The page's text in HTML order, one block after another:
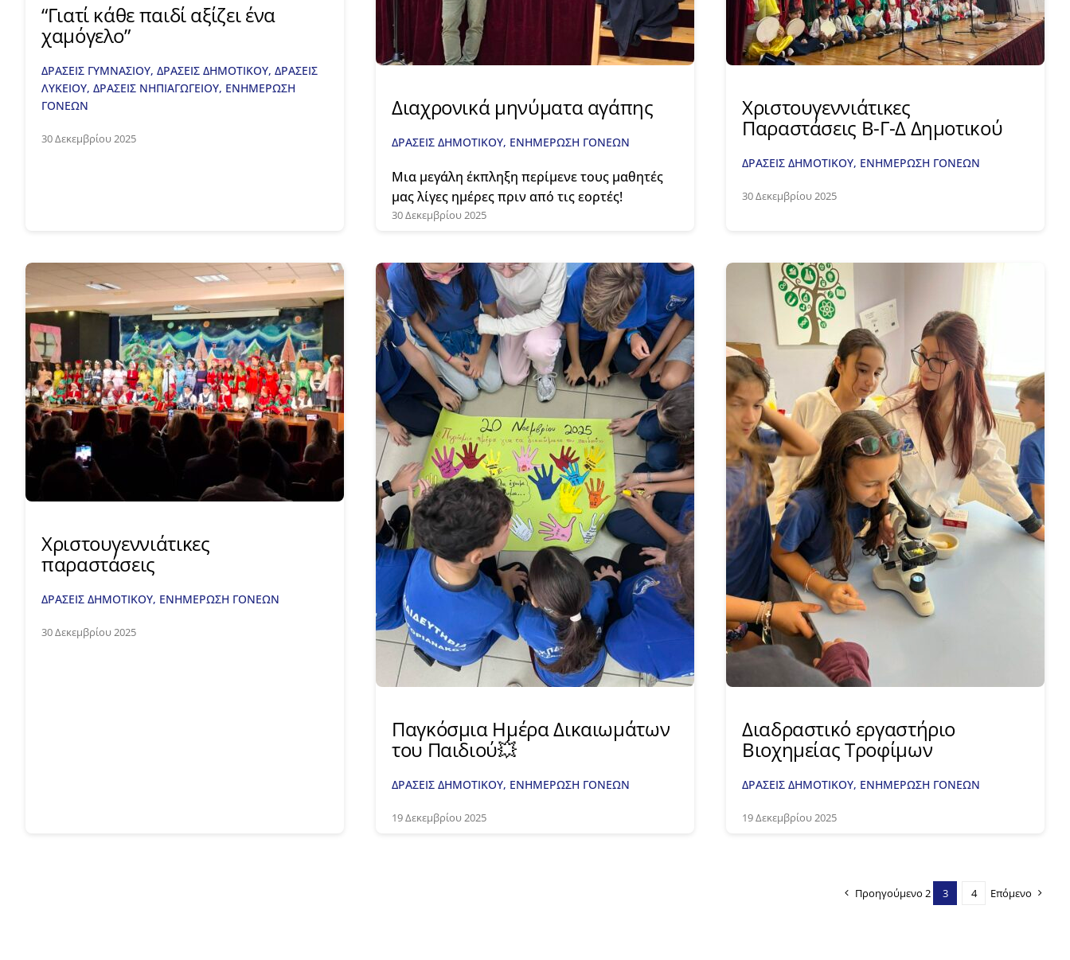
“Γιατί κάθε παιδί αξίζει ένα
χαμόγελο”
ΔΡΑΣΕΙΣ ΓΥΜΝΑΣΙΟΥ, ΔΡΑΣΕΙΣ ΔΗΜΟΤΙΚΟΥ, ΔΡΑΣΕΙΣ
ΛΥΚΕΙΟΥ, ΔΡΑΣΕΙΣ ΝΗΠΙΑΓΩΓΕΙΟΥ, ΕΝΗΜΕΡΩΣΗ
ΓΟΝΕΩΝ
30 Δεκεμβρίου 2025
Διαχρονικά μηνύματα αγάπης
ΔΡΑΣΕΙΣ ΔΗΜΟΤΙΚΟΥ, ΕΝΗΜΕΡΩΣΗ ΓΟΝΕΩΝ
Μια μεγάλη έκπληξη περίμενε τους μαθητές
μας λίγες ημέρες πριν από τις εορτές!
30 Δεκεμβρίου 2025
Χριστουγεννιάτικες
Παραστάσεις Β-Γ-Δ Δημοτικού
ΔΡΑΣΕΙΣ ΔΗΜΟΤΙΚΟΥ, ΕΝΗΜΕΡΩΣΗ ΓΟΝΕΩΝ
30 Δεκεμβρίου 2025
Xριστουγεννιάτικες
παραστάσεις
ΔΡΑΣΕΙΣ ΔΗΜΟΤΙΚΟΥ, ΕΝΗΜΕΡΩΣΗ ΓΟΝΕΩΝ
30 Δεκεμβρίου 2025
Παγκόσμια Ημέρα Δικαιωμάτων
του Παιδιού💥
ΔΡΑΣΕΙΣ ΔΗΜΟΤΙΚΟΥ, ΕΝΗΜΕΡΩΣΗ ΓΟΝΕΩΝ
19 Δεκεμβρίου 2025
Διαδραστικό εργαστήριο
Βιοχημείας Τροφίμων
ΔΡΑΣΕΙΣ ΔΗΜΟΤΙΚΟΥ, ΕΝΗΜΕΡΩΣΗ ΓΟΝΕΩΝ
19 Δεκεμβρίου 2025
Προηγούμενο 2 3 4 Επόμενο